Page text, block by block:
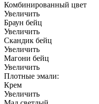
Комбинированный цвет
Увеличить
Браун бейц
Увеличить
Скандик бейц
Увеличить
Магони бейц
Увеличить
Плотные эмали:
Крем
Увеличить